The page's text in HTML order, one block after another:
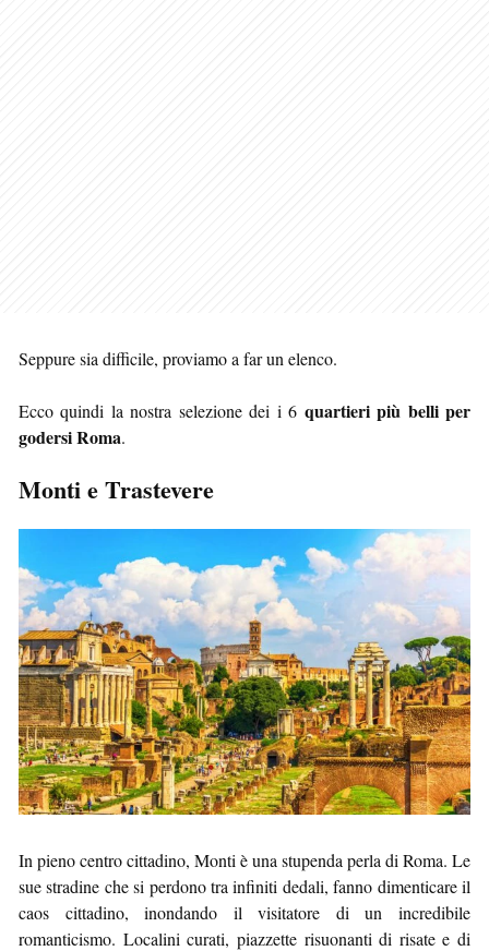
Seppure sia difficile, proviamo a far un elenco.
Ecco quindi la nostra selezione dei i 6 quartieri più belli per
godersi Roma.
Monti e Trastevere
In pieno centro cittadino, Monti è una stupenda perla di Roma. Le
sue stradine che si perdono tra infiniti dedali, fanno dimenticare il
caos cittadino, inondando il visitatore di un incredibile
romanticismo. Localini curati, piazzette risuonanti di risate e di